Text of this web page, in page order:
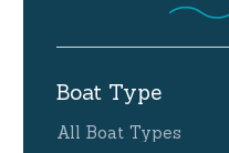
Boat Type
All Boat Types